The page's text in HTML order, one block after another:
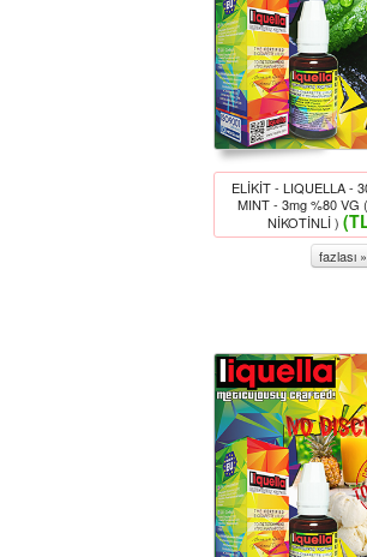
ELİKİT - LIQUELLA -
MINT - 3mg %80 VG
NİKOTİNLİ )
fazlası »